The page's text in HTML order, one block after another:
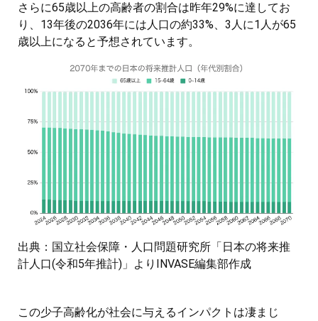
さらに65歳以上の高齢者の割合は昨年29%に達してお
り、13年後の2036年には人口の約33%、3人に1人が65
歳以上になると予想されています。
出典：国立社会保障・人口問題研究所「日本の将来推
計人口(令和5年推計)」よりINVASE編集部作成
この少子高齢化が社会に与えるインパクトは凄まじ